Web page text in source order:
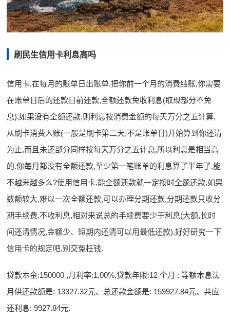
刷民生信用卡利息高吗
信用卡,在每月的账单日出账单,把你前一个月的消费结账,你需要
在账单日后的还款日前还款,全额还款免收利息(取现部分不免
息),如果没有全额还款,则利息按消费金额的每天万分之五计算,
从刷卡消费入账(一般是刷卡第二天,不是账单日)开始算到你还清
为止,而且未还部分同样按每天万分之五计息,所以利息是相当高
的.你每月都没有全额还款,至少第一笔账单的利息算了半年了,能
不越来越多么?使用信用卡,能全额还款就一定按时全额还款,如果
数额较大,难以一次全额还款,可以办理分期还款,分期还款只收分
期手续费,不收利息,相对来说总的手续费要少于利息(大额,长时
间还清情况,金额少、短期内还清可以用最低还款).好好研究一下
信用卡的规定吧,别交冤枉钱.
贷款本金:150000 ,月利率:1.00%,贷款年限:12 个月 : 等额本息法
月供还款额是: 13327.32元、总还款金额是: 159927.84元、共应
还利息: 9927.84元.